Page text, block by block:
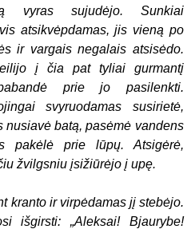
vyras sujudėjo. Sunkiai
atsikvėpdamas, jis vieną po
ir vargais negalais atsisėdo.
į čia pat tyliai gurmantį
prie jo pasilenkti.
svyruodamas susirietė,
batą, pasėmė vandens
pakėlė prie lūpų. Atsigėrė,
žvilgsniu įsižiūrėjo į upę.
kranto ir virpėdamas jį stebėjo.
išgirsti: „Aleksai! Bjaurybe!